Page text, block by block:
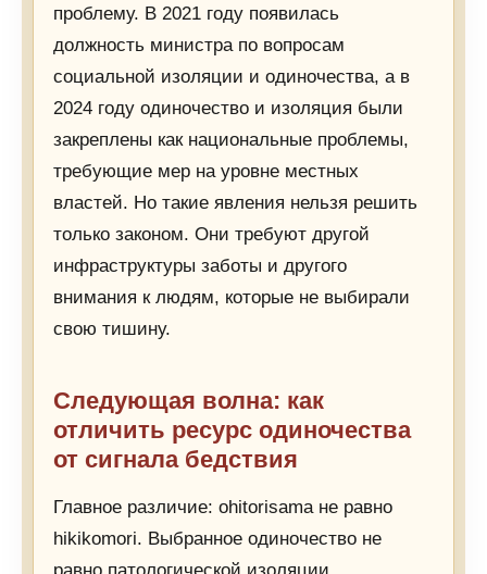
проблему. В 2021 году появилась
должность министра по вопросам
социальной изоляции и одиночества, а в
2024 году одиночество и изоляция были
закреплены как национальные проблемы,
требующие мер на уровне местных
властей. Но такие явления нельзя решить
только законом. Они требуют другой
инфраструктуры заботы и другого
внимания к людям, которые не выбирали
свою тишину.
Следующая волна: как
отличить ресурс одиночества
от сигнала бедствия
Главное различие: ohitorisama не равно
hikikomori. Выбранное одиночество не